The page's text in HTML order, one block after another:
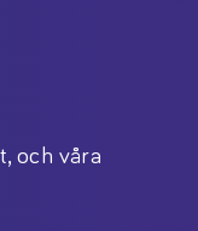
och våra